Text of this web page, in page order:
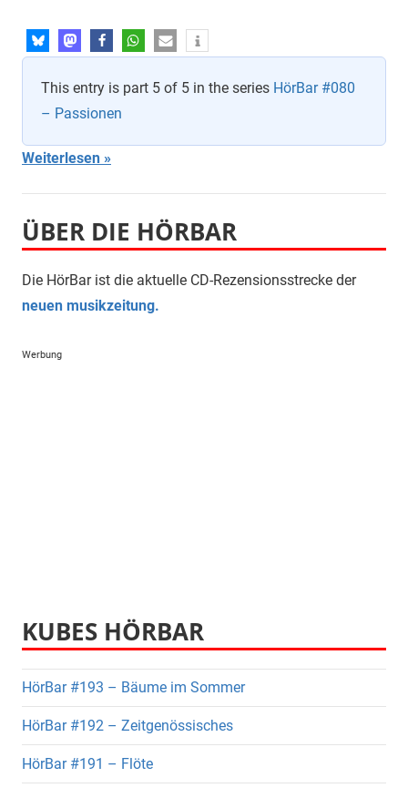
This entry is part 5 of 5 in the series HörBar #080
– Passionen
Weiterlesen
ÜBER DIE HÖRBAR
Die HörBar ist die aktuelle CD-Rezensionsstrecke der
neuen musikzeitung.
Werbung
KUBES HÖRBAR
HörBar #193 – Bäume im Sommer
HörBar #192 – Zeitgenössisches
HörBar #191 – Flöte